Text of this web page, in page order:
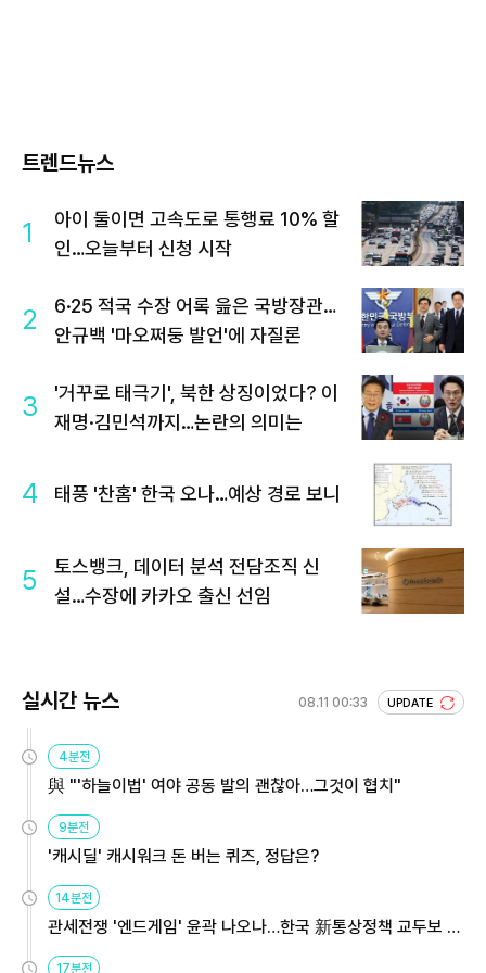
트렌드뉴스
1
아이 둘이면 고속도로 통행료 10% 할
인…오늘부터 신청 시작
2
6·25 적국 수장 어록 읊은 국방장관…
안규백 '마오쩌둥 발언'에 자질론
3
'거꾸로 태극기', 북한 상징이었다? 이
재명·김민석까지…논란의 의미는
4 태풍 '찬홈' 한국 오나…예상 경로 보니
5
토스뱅크, 데이터 분석 전담조직 신
설…수장에 카카오 출신 선임
실시간 뉴스 08.11 00:33 UPDATE
4분전
與 "'하늘이법' 여야 공동 발의 괜찮아…그것이 협치"
9분전
'캐시딜' 캐시워크 돈 버는 퀴즈, 정답은?
14분전
관세전쟁 '엔드게임' 윤곽 나오나…한국 新통상정책 교두보 활
17분전